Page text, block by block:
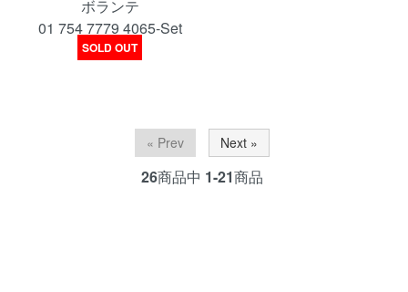
ボランテ
01 754 7779 4065-Set
SOLD OUT
« Prev Next »
26商品中 1-21商品